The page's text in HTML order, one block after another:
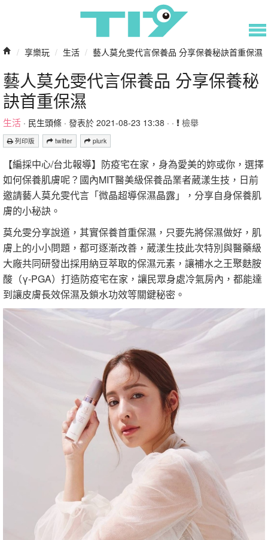
/ 享樂玩 / 生活 / 藝人莫允雯代言保養品 分享保養秘訣首重保濕
藝人莫允雯代言保養品 分享保養秘
訣首重保濕
生活 · 民生頭條 · 發表於 2021-08-23 13:38 · · 檢舉
列印版 twitter plurk
【編採中心/台北報導】防疫宅在家，身為愛美的妳或你，選擇
如何保養肌膚呢？國內MIT醫美級保養品業者葳漾生技，日前
邀請藝人莫允雯代言「微晶超導保濕晶露」，分享自身保養肌
膚的小秘訣。
莫允雯分享說道，其實保養首重保濕，只要先將保濕做好，肌
膚上的小小問題，都可逐漸改善，葳漾生技此次特別與醫藥級
大廠共同研發出採用納豆萃取的保濕元素，讓補水之王聚麩胺
酸（γ-PGA）打造防疫宅在家，讓民眾身處冷氣房內，都能達
到讓皮膚長效保濕及鎖水功效等關鍵秘密。